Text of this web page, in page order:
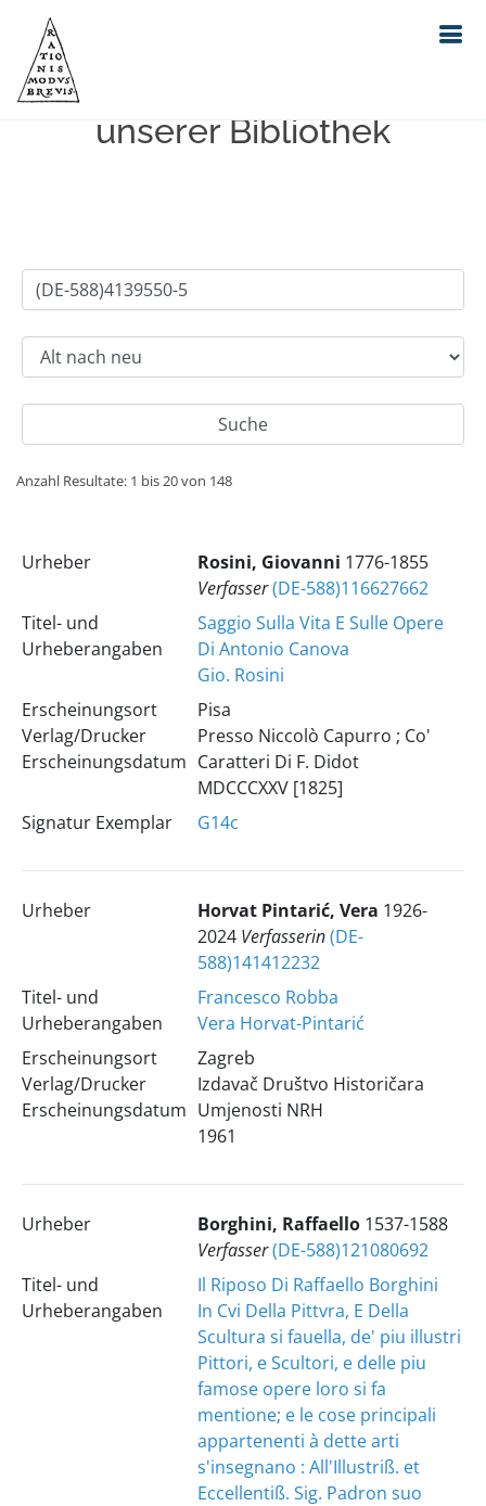
Einfache Suche im Bestand
unserer Bibliothek
Anzahl Resultate: 1 bis 20 von 148
Urheber Rosini, Giovanni 1776-1855
Verfasser(DE-588)116627662
Titel- und
Urheberangaben
Saggio Sulla Vita E Sulle Opere
Di Antonio Canova
Gio. Rosini
Erscheinungsort
Verlag/Drucker
Erscheinungsdatum
Pisa
Presso Niccolò Capurro ; Co'
Caratteri Di F. Didot
MDCCCXXV [1825]
Signatur Exemplar
G14c
Urheber Horvat Pintarić, Vera 1926-
2024 Verfasserin(DE-
588)141412232
Titel- und
Urheberangaben
Francesco Robba
Vera Horvat-Pintarić
Erscheinungsort
Verlag/Drucker
Erscheinungsdatum
Zagreb
Izdavač Društvo Historičara
Umjenosti NRH
1961
Urheber Borghini, Raffaello 1537-1588
Verfasser(DE-588)121080692
Titel- und
Urheberangaben
Il Riposo Di Raffaello Borghini
In Cvi Della Pittvra, E Della
Scultura si fauella, de' piu illustri
Pittori, e Scultori, e delle piu
famose opere loro si fa
mentione; e le cose principali
appartenenti à dette arti
s'insegnano : All'Illustriß. et
Eccellentiß. Sig. Padron suo